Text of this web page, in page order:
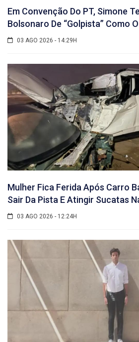
Em Convenção Do PT, Simone
Bolsonaro De “golpista” Como
03 AGO 2026 - 14:29H
Mulher Fica Ferida Após Carro
Sair Da Pista E Atingir Sucatas
03 AGO 2026 - 12:24H